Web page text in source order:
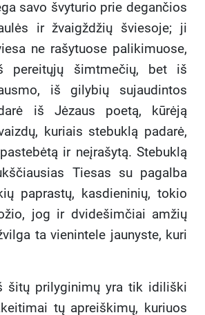
savo švyturio prie degančios
ir žvaigždžių šviesoje; ji
ne rašytuose palikimuose,
pereitųjų šimtmečių, bet iš
iš gilybių sujaudintos
iš Jėzaus poetą, kūrėją
kuriais stebuklą padarė,
ir neįrašytą. Stebuklą
Tiesas su pagalba
paprastų, kasdieninių, tokio
jog ir dvidešimčiai amžių
ta vienintele jaunyste, kuri
šitų prilyginimų yra tik idiliški
tų apreiškimų, kuriuos